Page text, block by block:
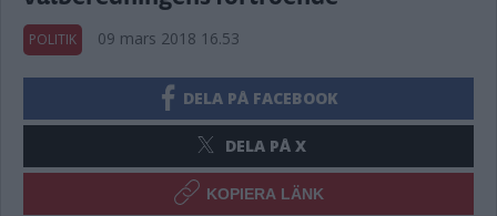
POLITIK 09 mars 2018 16.53
DELA PÅ FACEBOOK
DELA PÅ X
KOPIERA LÄNK